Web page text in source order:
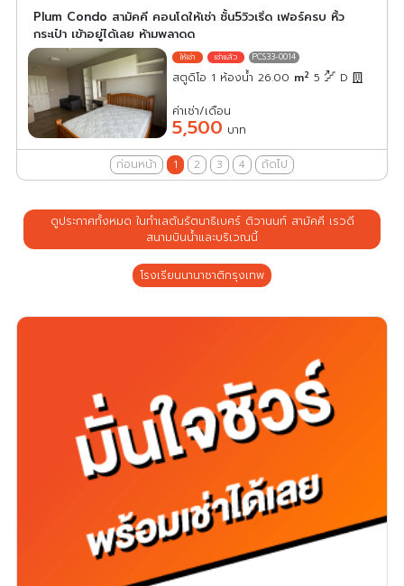
Plum Condo สามัคคี คอนโดให้เช่า ชั้น5วิวเริ่ด เฟอร์ครบ หิ้ว
กระเป๋า เข้าอยู่ได้เลย ห้ามพลาดด
PCS33-0014
สตูดิโอ 1 ห้องน้ำ 26.00 m2 5 D
ค่าเช่า/เดือน
5,500 บาท
ก่อนหน้า 1 2 3 4 ถัดไป
ดูประกาศทั้งหมด ในทำเลต้นรัตนาธิเบศร์ ติวานนท์ สามัคคี เรวดี
สนามบินน้ำและบริเวณนี้
โรงเรียนนานาชาติกรุงเทพ